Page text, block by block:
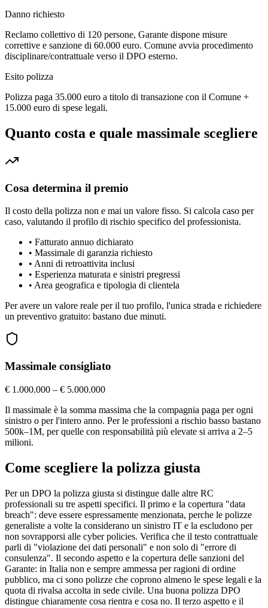
Danno richiesto
Reclamo collettivo di 120 persone, Garante dispone misure
correttive e sanzione di 60.000 euro. Comune avvia procedimento
disciplinare/contrattuale verso il DPO esterno.
Esito polizza
Polizza paga 35.000 euro a titolo di transazione con il Comune +
15.000 euro di spese legali.
Quanto costa e quale massimale scegliere
Cosa determina il premio
Il costo della polizza non e mai un valore fisso. Si calcola caso per
caso, valutando il profilo di rischio specifico del professionista.
• Fatturato annuo dichiarato
• Massimale di garanzia richiesto
• Anni di retroattivita inclusi
• Esperienza maturata e sinistri pregressi
• Area geografica e tipologia di clientela
Per avere un valore reale per il tuo profilo, l'unica strada e richiedere
un preventivo gratuito: bastano due minuti.
Massimale consigliato
€ 1.000.000 – € 5.000.000
Il massimale è la somma massima che la compagnia paga per ogni
sinistro o per l'intero anno. Per le professioni a rischio basso bastano
500k–1M, per quelle con responsabilità più elevate si arriva a 2–5
milioni.
Come scegliere la polizza giusta
Per un DPO la polizza giusta si distingue dalle altre RC
professionali su tre aspetti specifici. Il primo e la copertura "data
breach": deve essere espressamente menzionata, perche le polizze
generaliste a volte la considerano un sinistro IT e la escludono per
non sovrapporsi alle cyber policies. Verifica che il testo contrattuale
parli di "violazione dei dati personali" e non solo di "errore di
consulenza". Il secondo aspetto e la copertura delle sanzioni del
Garante: in Italia non e sempre ammessa per ragioni di ordine
pubblico, ma ci sono polizze che coprono almeno le spese legali e la
quota di rivalsa accolta in sede civile. Una buona polizza DPO
distingue chiaramente cosa rientra e cosa no. Il terzo aspetto e il